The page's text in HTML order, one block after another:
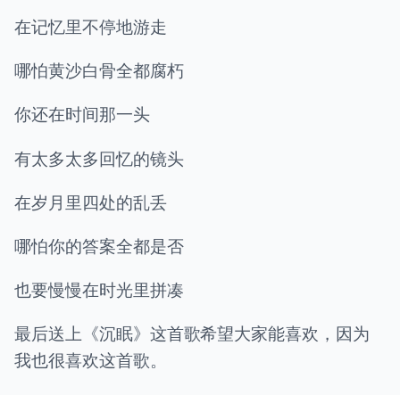
在记忆里不停地游走
哪怕黄沙白骨全都腐朽
你还在时间那一头
有太多太多回忆的镜头
在岁月里四处的乱丢
哪怕你的答案全都是否
也要慢慢在时光里拼凑
最后送上《沉眠》这首歌希望大家能喜欢，因为
我也很喜欢这首歌。